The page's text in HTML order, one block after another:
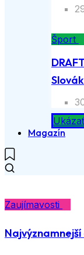
Šport
Magazín
Zaujímavosti